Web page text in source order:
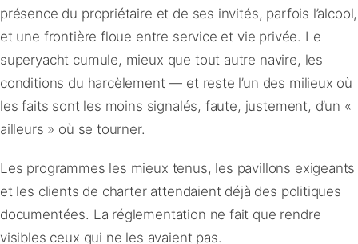
présence du propriétaire et de ses invités, parfois l’alcool,
et une frontière floue entre service et vie privée. Le
superyacht cumule, mieux que tout autre navire, les
conditions du harcèlement — et reste l’un des milieux où
les faits sont les moins signalés, faute, justement, d’un «
ailleurs » où se tourner.
Les programmes les mieux tenus, les pavillons exigeants
et les clients de charter attendaient déjà des politiques
documentées. La réglementation ne fait que rendre
visibles ceux qui ne les avaient pas.